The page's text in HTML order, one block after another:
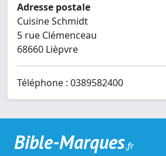
Adresse postale
Cuisine Schmidt
5 rue Clémenceau
68660 Lièpvre
Téléphone : 0389582400
Bible-Marques.fr